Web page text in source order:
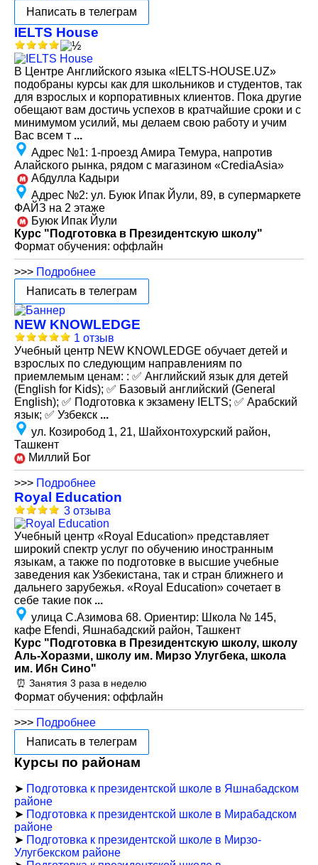
Написать в телеграм
IELTS House
В Центре Английского языка «IELTS-HOUSE.UZ»
подобраны курсы как для школьников и студентов, так
для взрослых и корпоративных клиентов. Пока другие
обещают вам достичь успехов в кратчайшие сроки и с
минимумом усилий, мы делаем свою работу и учим
Вас всем т ...
Адрес №1: 1-проезд Амира Темура, напротив
Алайского рынка, рядом с магазином «CrediaAsia»
Абдулла Кадыри
Адрес №2: ул. Буюк Ипак Йули, 89, в супермаркете
ФАЙЗ на 2 этаже
Буюк Ипак Йули
Курс "Подготовка в Президентскую школу"
Формат обучения: оффлайн
>>> Подробнее
Написать в телеграм
NEW KNOWLEDGE
1 отзыв
Учебный центр NEW KNOWLEDGE обучает детей и
взрослых по следующим направлениям по
приемлемым ценам: : ✅ Английский язык для детей
(English for Kids); ✅ Базовый английский (General
English); ✅ Подготовка к экзамену IELTS; ✅ Арабский
язык; ✅ Узбекск ...
ул. Козиробод 1, 21, Шайхонтохурский район,
Ташкент
Миллий Бог
>>> Подробнее
Royal Education
3 отзыва
Учебный центр «Royal Education» представляет
широкий спектр услуг по обучению иностранным
языкам, а также по подготовке в высшие учебные
заведения как Узбекистана, так и стран ближнего и
дальнего зарубежья. «Royal Education» сочетает в
себе такие пок ...
улица С.Азимова 68. Ориентир: Школа № 145,
кафе Efendi, Яшнабадский район, Ташкент
Курс "Подготовка в Президентскую школу, школу
Аль-Хоразми, школу им. Мирзо Улугбека, школа
им. Ибн Сино"
⏰ Занятия 3 раза в неделю
Формат обучения: оффлайн
>>> Подробнее
Написать в телеграм
Курсы по районам
➤ Подготовка к президентской школе в Яшнабадском
районе
➤ Подготовка к президентской школе в Мирабадском
районе
➤ Подготовка к президентской школе в Мирзо-
Улугбекском районе